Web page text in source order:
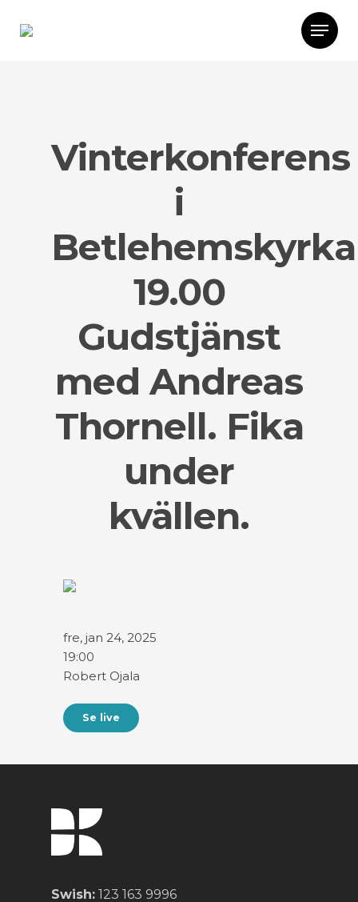
Vinterkonferens
i
19.00
Gudstjänst
med Andreas
Thornell. Fika
under
kvällen.
fre, jan 24, 2025
19:00
Robert Ojala
Se live
Swish: 123 163 9996